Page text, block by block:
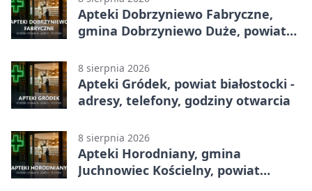
Apteki Dobrzyniewo Fabryczne,
gmina Dobrzyniewo Duże, powiat
godziny otwarcia
8 sierpnia 2026
Apteki Gródek, powiat białostocki -
adresy, telefony, godziny otwarcia
8 sierpnia 2026
Apteki Horodniany, gmina
Juchnowiec Kościelny, powiat